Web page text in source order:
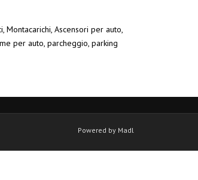
Ascensori per auto,
per auto, parcheggio, parking
Powered by Madl